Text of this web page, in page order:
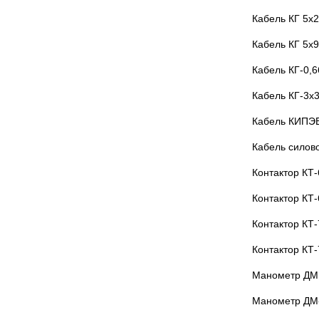
Кабель КГ
Кабель КГ
Кабель КГ-
Кабель КГ-
Кабель
Кабель
Контактор
Контактор
Контактор
Контактор
Манометр ДМ
Манометр